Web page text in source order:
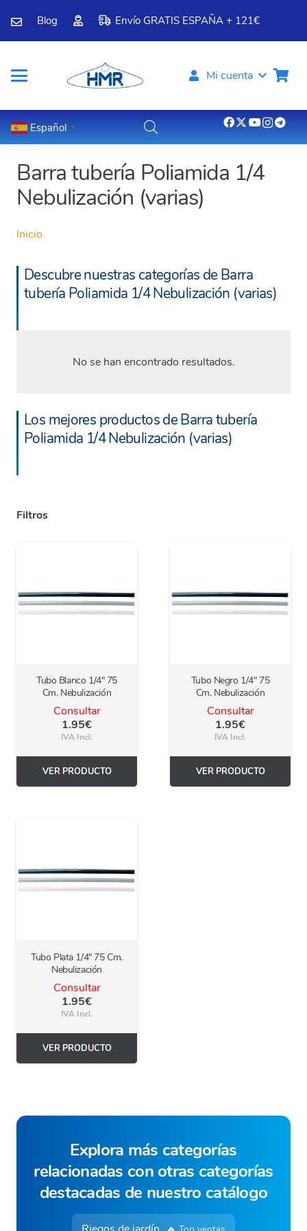
Blog Envío GRATIS ESPAÑA + 121€
Mi cuenta
Español ▼
Barra tubería Poliamida 1/4
Nebulización (varias)
Inicio
Descubre nuestras categorías de Barra
tubería Poliamida 1/4 Nebulización (varias)
No se han encontrado resultados.
Los mejores productos de Barra tubería
Poliamida 1/4 Nebulización (varias)
Filtros
Tubo Blanco 1/4″ 75
Cm. Nebulización
Consultar
1.95€
IVA Incl.
VER PRODUCTO
Tubo Negro 1/4″ 75
Cm. Nebulización
Consultar
1.95€
IVA Incl.
VER PRODUCTO
Tubo Plata 1/4″ 75 Cm.
Nebulización
Consultar
1.95€
IVA Incl.
VER PRODUCTO
Explora más categorías
relacionadas con otras categorías
destacadas de nuestro catálogo